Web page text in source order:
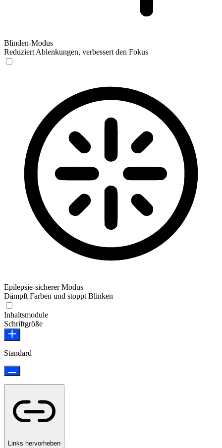
Blinden-Modus
Reduziert Ablenkungen, verbessert den Fokus
Epilepsie-sicherer Modus
Dämpft Farben und stoppt Blinken
Inhaltsmodule
Schriftgröße
Standard
Links hervorheben